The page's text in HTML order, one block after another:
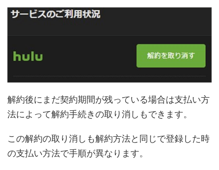
解約後にまだ契約期間が残っている場合は支払い方
法によって解約手続きの取り消しもできます。
この解約の取り消しも解約方法と同じで登録した時
の支払い方法で手順が異なります。